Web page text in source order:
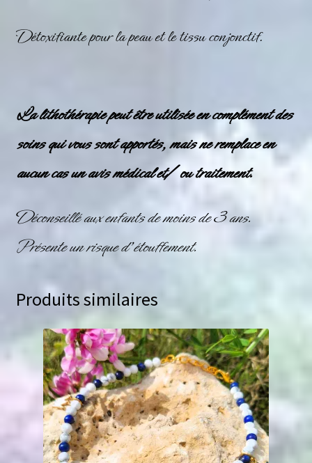
Détoxifiante pour la peau et le tissu conjonctif.
La lithothérapie peut être utilisée en complément des
soins qui vous sont apportés, mais ne remplace en
aucun cas un avis médical et/ ou traitement.
Déconseillé aux enfants de moins de 3 ans.
Présente un risque d’étouffement.
Produits similaires